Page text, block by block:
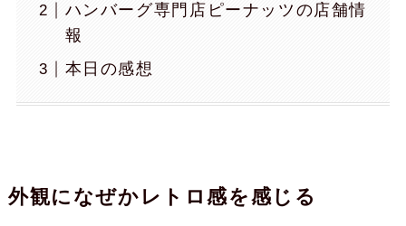
ハンバーグ専門店ピーナッツの店舗情
報
本日の感想
外観になぜかレトロ感を感じる